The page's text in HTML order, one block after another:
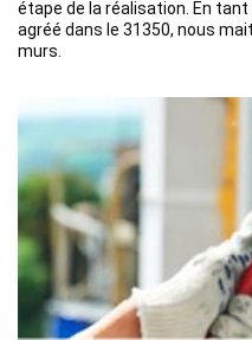
étape de la réalisation. En
agréé dans le 31350, nous
murs.